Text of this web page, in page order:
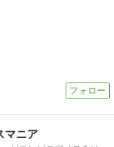
マニア